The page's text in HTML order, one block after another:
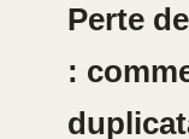
Perte
: